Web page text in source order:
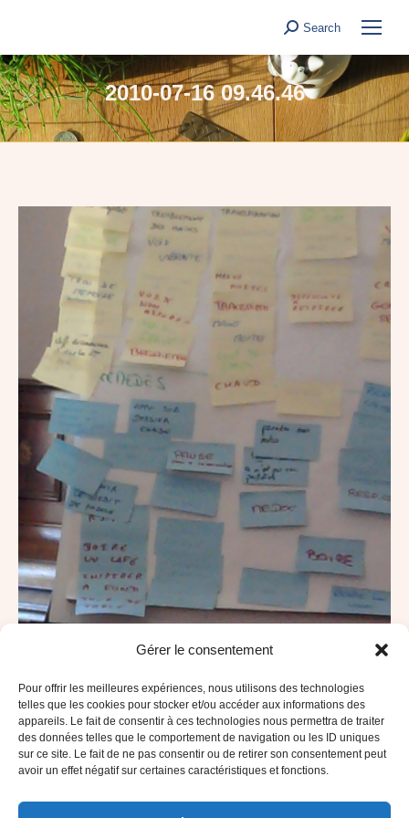
Gérer le consentement
Pour offrir les meilleures expériences, nous utilisons des technologies
telles que les cookies pour stocker et/ou accéder aux informations des
appareils. Le fait de consentir à ces technologies nous permettra de traiter
des données telles que le comportement de navigation ou les ID uniques
sur ce site. Le fait de ne pas consentir ou de retirer son consentement peut
avoir un effet négatif sur certaines caractéristiques et fonctions.
Search:
Search
2010-07-16 09.46.46